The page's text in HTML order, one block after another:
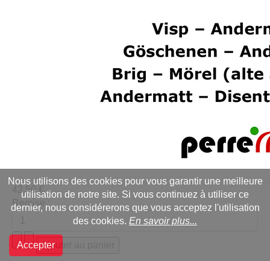
42,50 €
Remise :
Nous utilisons des cookies pour vous garantir une meilleure
utilisation de notre site. Si vous continuez à utiliser ce
dernier, nous considérerons que vous acceptez l'utilisation
des cookies. En savoir plus...
Accepter